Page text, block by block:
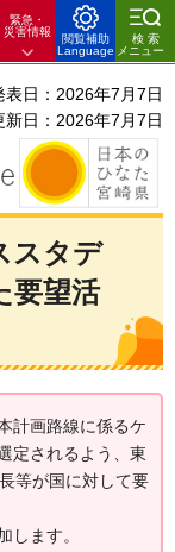
緊急・
災害情報
閲覧補助
Language
検索
メニュー
表日：2026年7月7日
新日：2026年7月7日
スタデ
要望活
計画路線に係るケ
定されるよう、東
等が国に対して要
します。